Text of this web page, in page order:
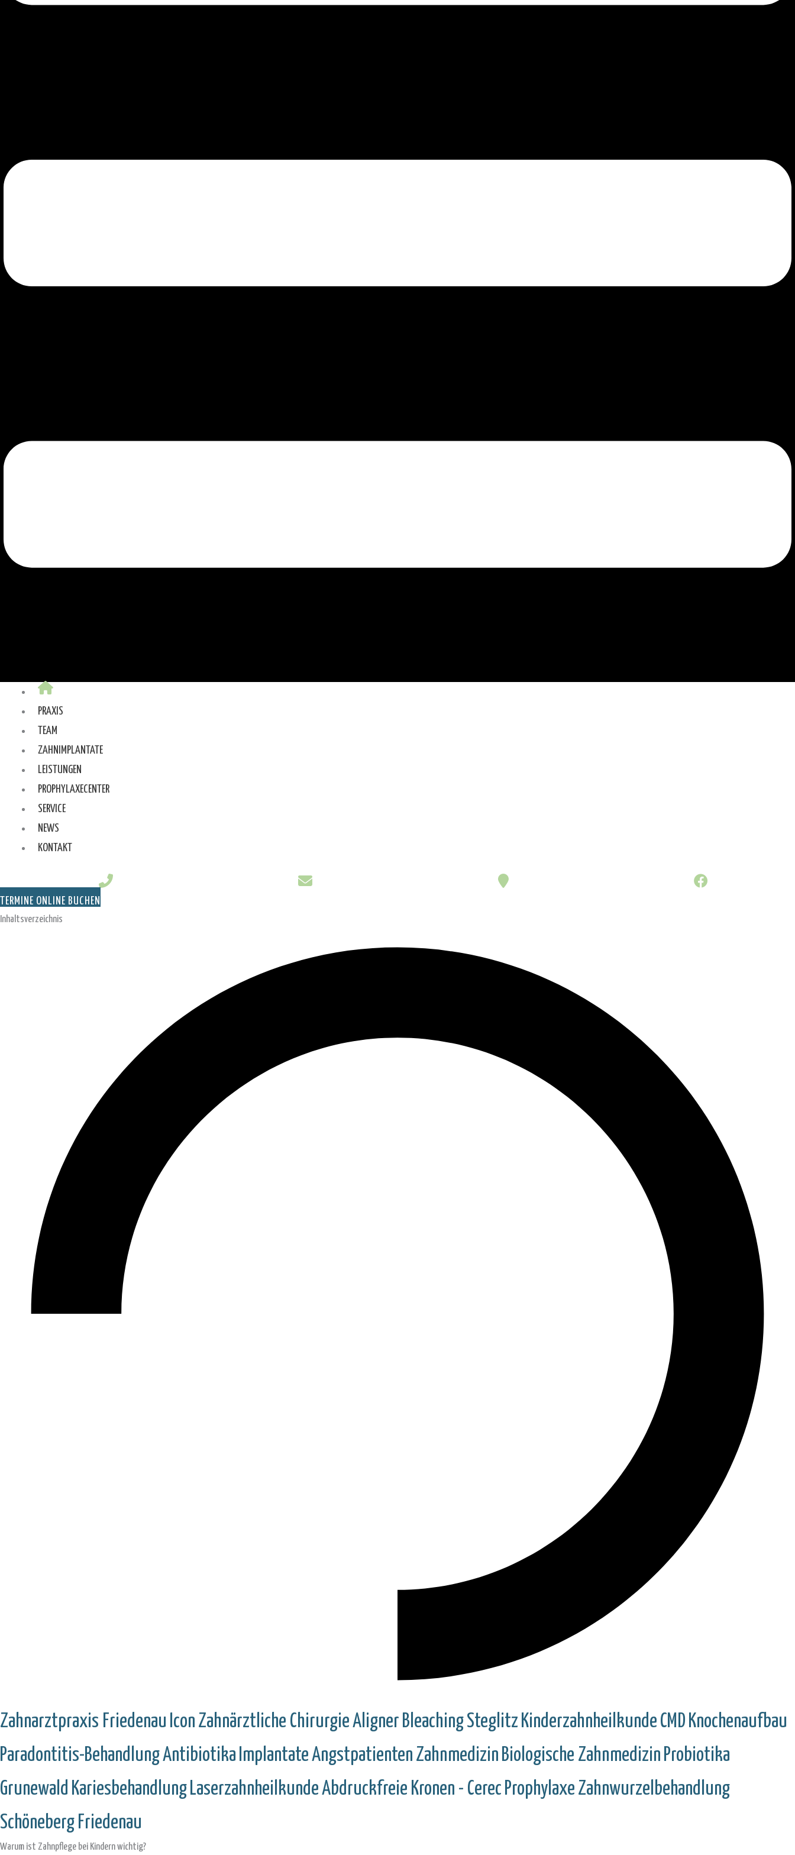
PRAXIS
TEAM
ZAHNIMPLANTATE
LEISTUNGEN
PROPHYLAXECENTER
SERVICE
NEWS
KONTAKT
TERMINE ONLINE BUCHEN
Inhaltsverzeichnis
Zahnarztpraxis Friedenau Icon Zahnärztliche ChirurgieAligner BleachingSteglitz Kinderzahnheilkunde CMD Knochenaufbau
Paradontitis-BehandlungAntibiotika ImplantateAngstpatienten Zahnmedizin Biologische Zahnmedizin Probiotika
Grunewald Kariesbehandlung LaserzahnheilkundeAbdruckfreie Kronen - Cerec Prophylaxe Zahnwurzelbehandlung
Schöneberg Friedenau
Warum ist Zahnpflege bei Kindern wichtig?